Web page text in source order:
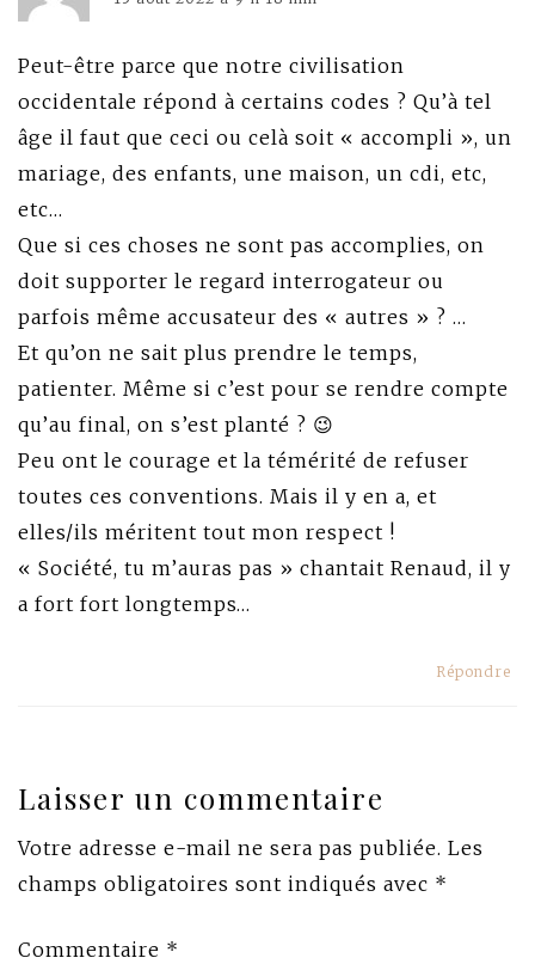
Peut-être parce que notre civilisation
occidentale répond à certains codes ? Qu’à tel
âge il faut que ceci ou celà soit « accompli », un
mariage, des enfants, une maison, un cdi, etc,
etc…
Que si ces choses ne sont pas accomplies, on
doit supporter le regard interrogateur ou
parfois même accusateur des « autres » ? …
Et qu’on ne sait plus prendre le temps,
patienter. Même si c’est pour se rendre compte
qu’au final, on s’est planté ? 😉
Peu ont le courage et la témérité de refuser
toutes ces conventions. Mais il y en a, et
elles/ils méritent tout mon respect !
« Société, tu m’auras pas » chantait Renaud, il y
a fort fort longtemps…
Répondre
Laisser un commentaire
Votre adresse e-mail ne sera pas publiée. Les
champs obligatoires sont indiqués avec *
Commentaire *